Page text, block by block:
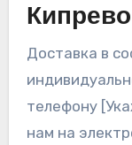
Кипрево
Доставка в
телефону
нам на